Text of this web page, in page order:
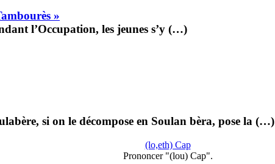
»
l’Occupation, les jeunes s’y (…)
si on le décompose en Soulan bèra, pose la (…)
(lo,eth) Cap
Prononcer "(lou) Cap".